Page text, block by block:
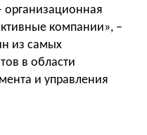
компании», –
из самых
в области
и управления